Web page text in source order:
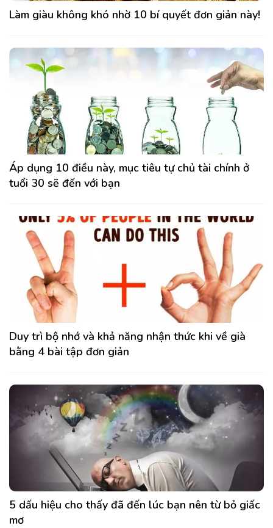
Làm giàu không khó nhờ 10 bí quyết đơn giản này!
Áp dụng 10 điều này, mục tiêu tự chủ tài chính ở
tuổi 30 sẽ đến với bạn
Duy trì bộ nhớ và khả năng nhận thức khi về già
bằng 4 bài tập đơn giản
5 dấu hiệu cho thấy đã đến lúc bạn nên từ bỏ giấc
mơ